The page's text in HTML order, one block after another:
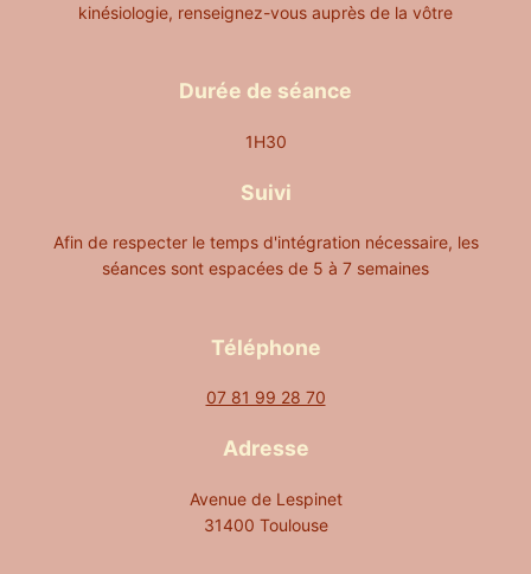
Téléphone
07 81 99 28 70
Adresse
Avenue de Lespinet
31400 Toulouse
Durée de séance
1H30
Suivi
Afin de respecter le temps d'intégration nécessaire, les
séances sont espacées de 5 à 7 semaines
kinésiologie, renseignez-vous auprès de la vôtre